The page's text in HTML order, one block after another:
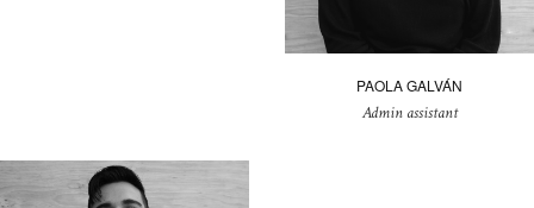
PAOLA GALVÁN
Admin assistant